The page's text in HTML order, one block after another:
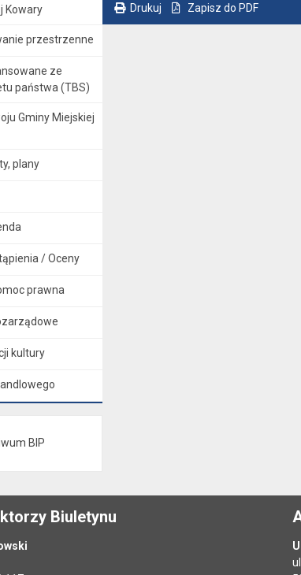
Kowary
przestrzenne
ze
państwa (TBS)
Gminy Miejskiej
plany
/ Oceny
prawna
kultury
BIP
Drukuj Zapisz do PDF
Biuletynu